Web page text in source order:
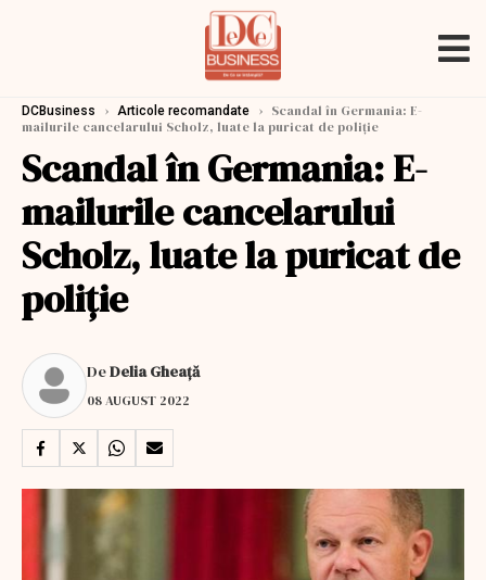
DCBusiness › Articole recomandate › Scandal în Germania: E-
mailurile cancelarului Scholz, luate la puricat de poliție
Scandal în Germania: E-
mailurile cancelarului
Scholz, luate la puricat de
poliție
DeDelia Gheață
08 AUGUST 2022